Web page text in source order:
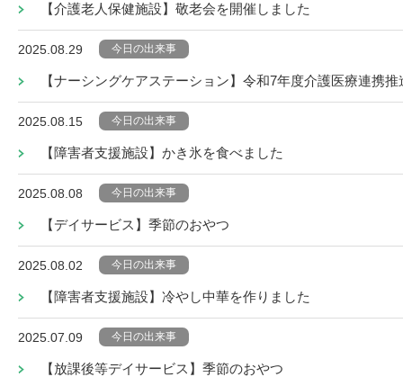
【介護老人保健施設】敬老会を開催しました
2025.08.29 今日の出来事
【ナーシングケアステーション】令和7年度介護医療連携
2025.08.15 今日の出来事
【障害者支援施設】かき氷を食べました
2025.08.08 今日の出来事
【デイサービス】季節のおやつ
2025.08.02 今日の出来事
【障害者支援施設】冷やし中華を作りました
2025.07.09 今日の出来事
【放課後等デイサービス】季節のおやつ